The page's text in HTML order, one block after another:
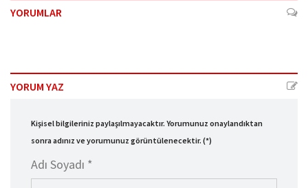
YORUMLAR
YORUM YAZ
Kişisel bilgileriniz paylaşılmayacaktır. Yorumunuz onaylandıktan
sonra adınız ve yorumunuz görüntülenecektir. (*)
Adı Soyadı *